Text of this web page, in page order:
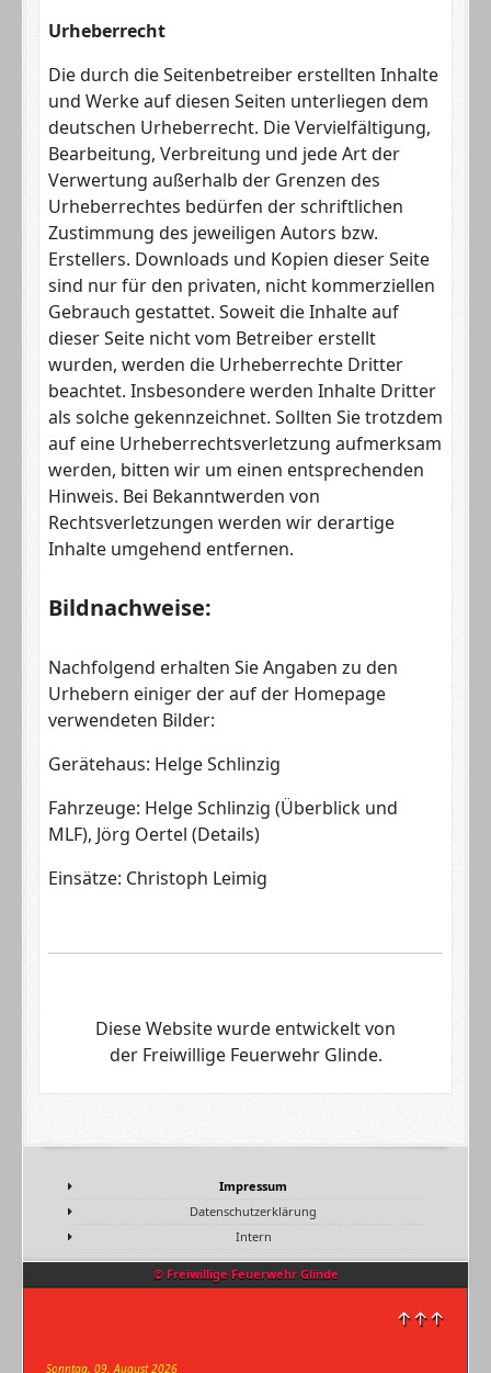
Impressum
Datenschutzerklärung
Intern
© Freiwillige Feuerwehr Glinde
↑↑↑
Sonntag, 09. August 2026
Urheberrecht
Die durch die Seitenbetreiber erstellten Inhalte
und Werke auf diesen Seiten unterliegen dem
deutschen Urheberrecht. Die Vervielfältigung,
Bearbeitung, Verbreitung und jede Art der
Verwertung außerhalb der Grenzen des
Urheberrechtes bedürfen der schriftlichen
Zustimmung des jeweiligen Autors bzw.
Erstellers. Downloads und Kopien dieser Seite
sind nur für den privaten, nicht kommerziellen
Gebrauch gestattet. Soweit die Inhalte auf
dieser Seite nicht vom Betreiber erstellt
wurden, werden die Urheberrechte Dritter
beachtet. Insbesondere werden Inhalte Dritter
als solche gekennzeichnet. Sollten Sie trotzdem
auf eine Urheberrechtsverletzung aufmerksam
werden, bitten wir um einen entsprechenden
Hinweis. Bei Bekanntwerden von
Rechtsverletzungen werden wir derartige
Inhalte umgehend entfernen.
Bildnachweise:
Nachfolgend erhalten Sie Angaben zu den
Urhebern einiger der auf der Homepage
verwendeten Bilder:
Gerätehaus: Helge Schlinzig
Fahrzeuge: Helge Schlinzig (Überblick und
MLF), Jörg Oertel (Details)
Einsätze: Christoph Leimig
Diese Website wurde entwickelt von
der Freiwillige Feuerwehr Glinde.